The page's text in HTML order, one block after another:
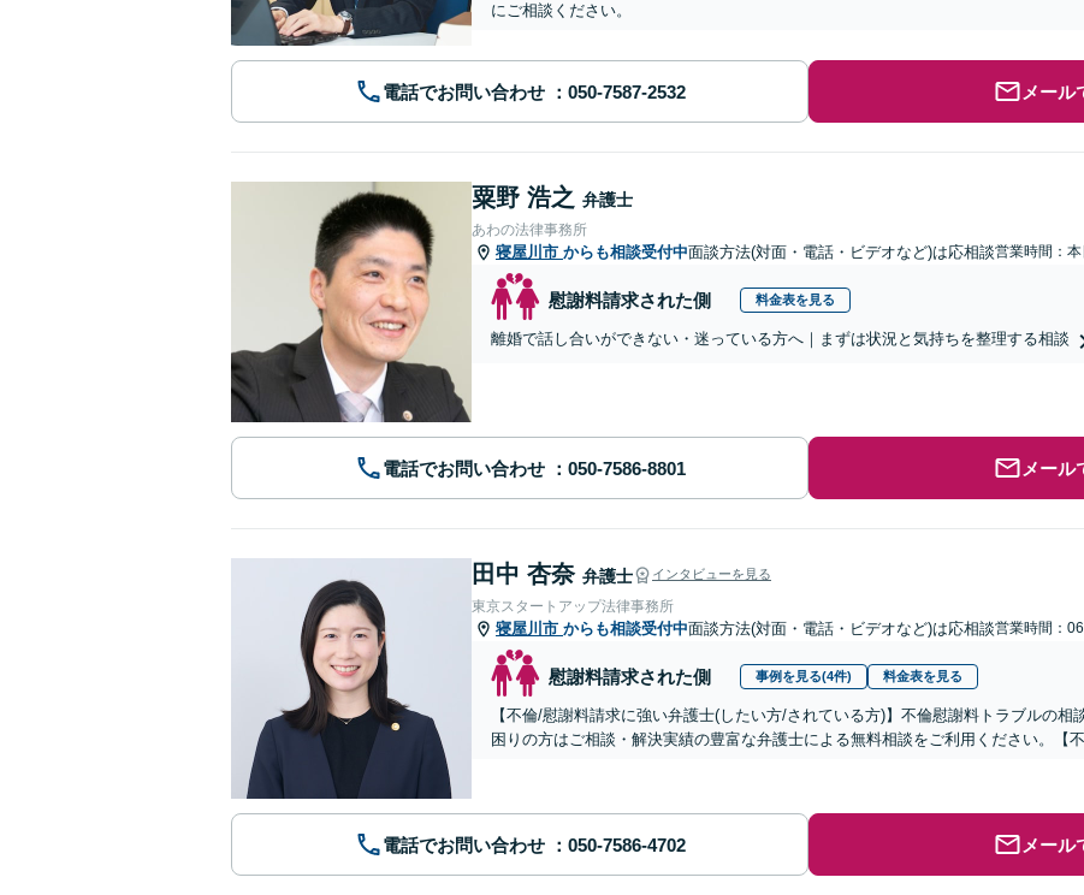
にご相談ください。
電話でお問い合わせ メール
粟野 浩之 弁護士
あわの法律事務所
寝屋川市 からも相談受付中面談方法(対面・電話・ビデオなど)は応相談営業時間：本
慰謝料請求された側 料金表を見る
離婚で話し合いができない・迷っている方へ｜まずは状況と気持ちを整理する相談
電話でお問い合わせ メール
田中 杏奈 弁護士 インタビューを見る
東京スタートアップ法律事務所
寝屋川市 からも相談受付中面談方法(対面・電話・ビデオなど)は応相談営業時間：
慰謝料請求された側 事例を見る(4件) 料金表を見る
【不倫/慰謝料請求に強い弁護士(したい方/されている方)】不倫慰謝料トラブルの相
困りの方はご相談・解決実績の豊富な弁護士による無料相談をご利用ください。【
電話でお問い合わせ メール